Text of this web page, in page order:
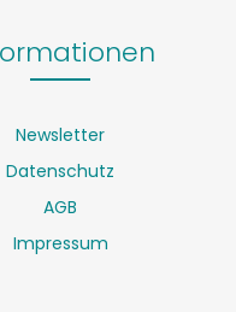
Newsletter
Datenschutz
AGB
Impressum